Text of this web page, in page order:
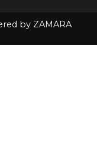
by ZAMARA